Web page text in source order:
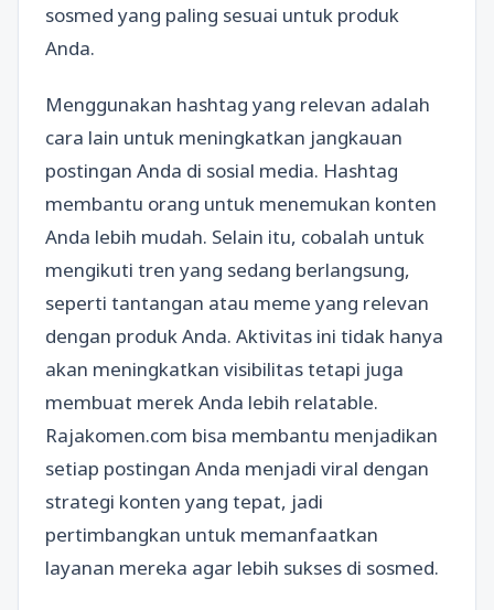
sosmed yang paling sesuai untuk produk
Anda.
Menggunakan hashtag yang relevan adalah
cara lain untuk meningkatkan jangkauan
postingan Anda di sosial media. Hashtag
membantu orang untuk menemukan konten
Anda lebih mudah. Selain itu, cobalah untuk
mengikuti tren yang sedang berlangsung,
seperti tantangan atau meme yang relevan
dengan produk Anda. Aktivitas ini tidak hanya
akan meningkatkan visibilitas tetapi juga
membuat merek Anda lebih relatable.
Rajakomen.com bisa membantu menjadikan
setiap postingan Anda menjadi viral dengan
strategi konten yang tepat, jadi
pertimbangkan untuk memanfaatkan
layanan mereka agar lebih sukses di sosmed.